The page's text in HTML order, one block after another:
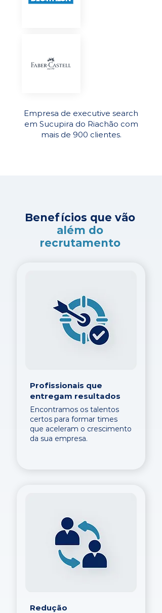
Empresa de executive search
em Sucupira do Riachão com
mais de 900 clientes.
Benefícios que vão
além do
recrutamento
Profissionais que
entregam resultados
Encontramos os talentos
certos para formar times
que aceleram o crescimento
da sua empresa.
Redução